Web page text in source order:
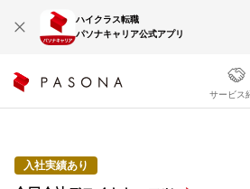
ハイクラス転職
パソナキャリア公式アプリ
サービス
入社実績あり